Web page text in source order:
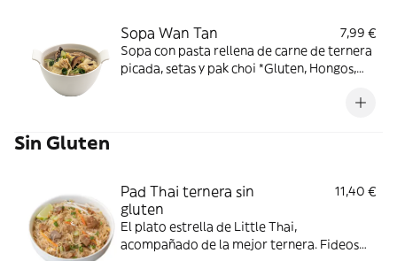
Sopa Wan Tan
7,99 €
Sopa con pasta rellena de carne de ternera
picada, setas y pak choi *Gluten, Hongos,
Sin Gluten
Pad Thai ternera sin
gluten
11,40 €
El plato estrella de Little Thai,
acompañado de la mejor ternera. Fideos